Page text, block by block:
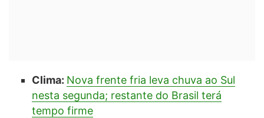
Clima: Nova frente fria leva chuva ao Sul
nesta segunda; restante do Brasil terá
tempo firme